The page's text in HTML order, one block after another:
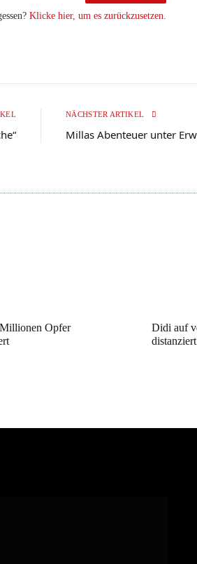
Klicke hier, um es zurückzusetzen.
NÄCHSTER ARTIKEL
Millas Abenteuer unter
Opfer
Didi auf